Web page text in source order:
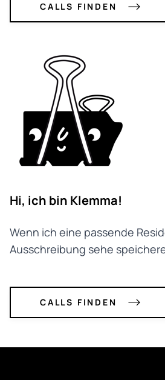
CALLS FINDEN
Hi, ich bin Klemma!
Wenn ich eine passende
Ausschreibung sehe
CALLS FINDEN